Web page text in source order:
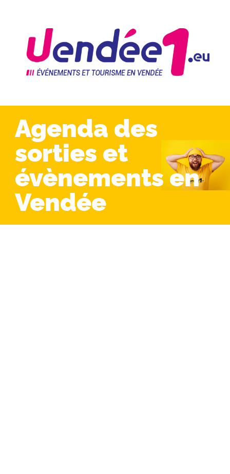
Agenda des
sorties et
évènements en
Vendée